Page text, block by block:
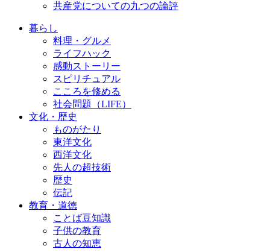
共産党についての九つの論評
暮らし
料理・グルメ
ライフハック
感動ストーリー
スピリチュアル
こころを修める
社会問題（LIFE）
文化・歴史
ものがたり
東洋文化
西洋文化
先人の超技術
歴史
伝記
教育・道徳
ことば豆知識
子供の教育
古人の知恵